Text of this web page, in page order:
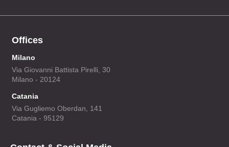
Offices
Milano
Via Giovanni Battista Pirelli, 30
Milano - 20124
Catania
Via Gugliemo Oberdan, 141
Catania - 95129